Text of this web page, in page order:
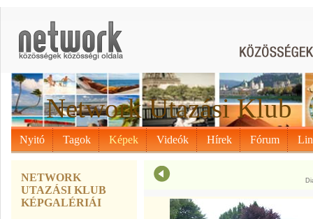
Network Utazási Klub
Nyitó Tagok Képek Videók Hírek Fórum
NETWORK
UTAZÁSI KLUB
KÉPGALÉRIÁI